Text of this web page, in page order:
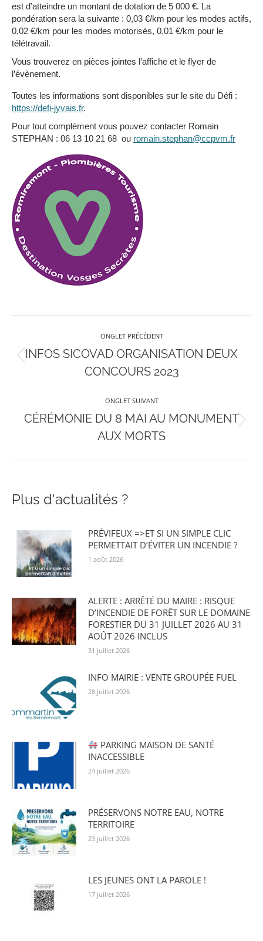
est d’atteindre un montant de dotation de 5 000 €. La
pondération sera la suivante : 0,03 €/km pour les modes actifs,
0,02 €/km pour les modes motorisés, 0,01 €/km pour le
télétravail.
Vous trouverez en pièces jointes l’affiche et le flyer de
l’évènement.
Toutes les informations sont disponibles sur le site du Défi :
https://defi-jyvais.fr.
Pour tout complément vous pouvez contacter Romain
STEPHAN : 06 13 10 21 68 ou romain.stephan@ccpvm.fr
Navigation
de
commentaire
ONGLET PRÉCÉDENT
Onglet
précédent
INFOS SICOVAD ORGANISATION DEUX
CONCOURS 2023
ONGLET SUIVANT
Onglet
suivant
CÉRÉMONIE DU 8 MAI AU MONUMENT
AUX MORTS
Plus d'actualités ?
PRÉVIFEUX =>ET SI UN SIMPLE CLIC
PERMETTAIT D’ÉVITER UN INCENDIE ?
1 août 2026
ALERTE : ARRÊTÉ DU MAIRE : RISQUE
D’INCENDIE DE FORÊT SUR LE DOMAINE
FORESTIER DU 31 JUILLET 2026 AU 31
AOÛT 2026 INCLUS
31 juillet 2026
INFO MAIRIE : VENTE GROUPÉE FUEL
28 juillet 2026
PARKING MAISON DE SANTÉ
INACCESSIBLE
24 juillet 2026
PRÉSERVONS NOTRE EAU, NOTRE
TERRITOIRE
23 juillet 2026
LES JEUNES ONT LA PAROLE !
17 juillet 2026